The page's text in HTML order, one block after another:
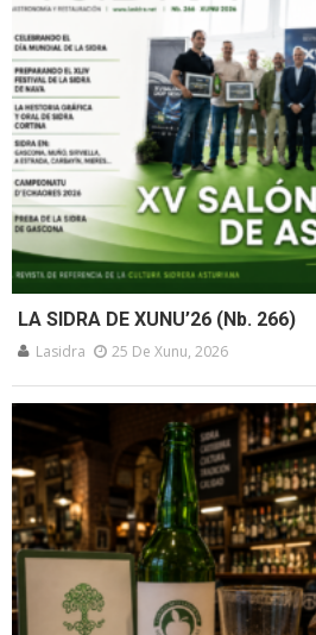
LA SIDRA DE XUNU’26 (Nb. 266)
Lasidra 25 De Xunu, 2026